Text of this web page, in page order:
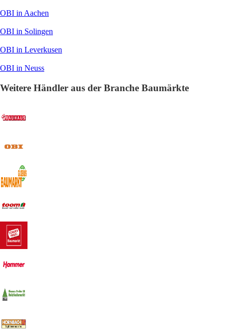
OBI in Aachen
OBI in Solingen
OBI in Leverkusen
OBI in Neuss
Weitere Händler aus der Branche Baumärkte